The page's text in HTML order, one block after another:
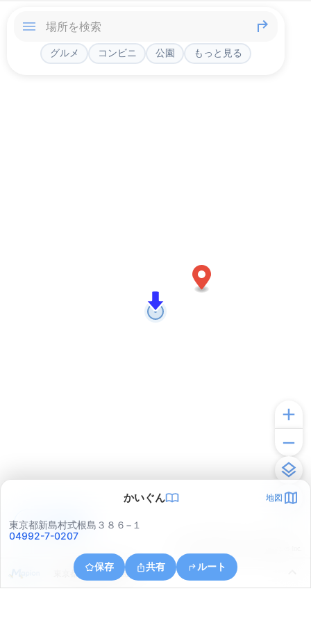
グルメ コンビニ 公園 もっと見る
かいぐん 地図
東京都新島村式根島３８６−１
04992-7-0207
保存 共有 ルート
東京都新島村式根島
アプリで見る